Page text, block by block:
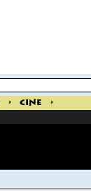
> Cine
>